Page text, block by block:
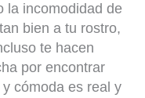
la incomodidad de
bien a tu rostro,
te hacen
por encontrar
cómoda es real y